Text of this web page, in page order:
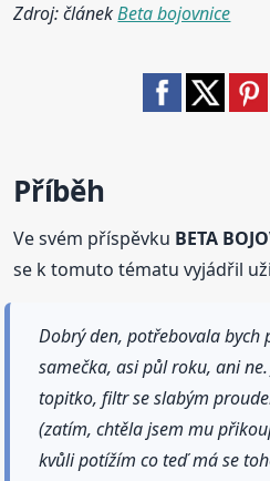
Zdroj: článekBeta bojovnice
Příběh
Ve svém příspěvku BETA
se k tomuto tématu vyjádřil
Dobrý den, potřebovala
samečka, asi půl roku, ani
topitko, filtr se slabým
(zatím, chtěla jsem mu
kvůli potížím co teď má se